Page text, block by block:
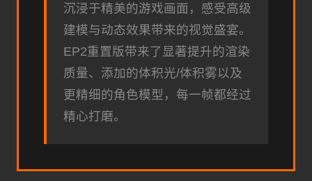
沉浸于精美的游戏画面，感受高级
建模与动态效果带来的视觉盛宴。
EP2重置版带来了显著提升的渲染
质量、添加的体积光/体积雾以及
更精细的角色模型，每一帧都经过
精心打磨。